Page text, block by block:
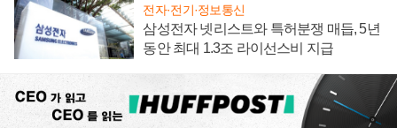
전자·전기·정보통신
삼성전자 넷리스트와 특허분쟁 매듭, 5년
동안 최대 1.3조 라이선스비 지급